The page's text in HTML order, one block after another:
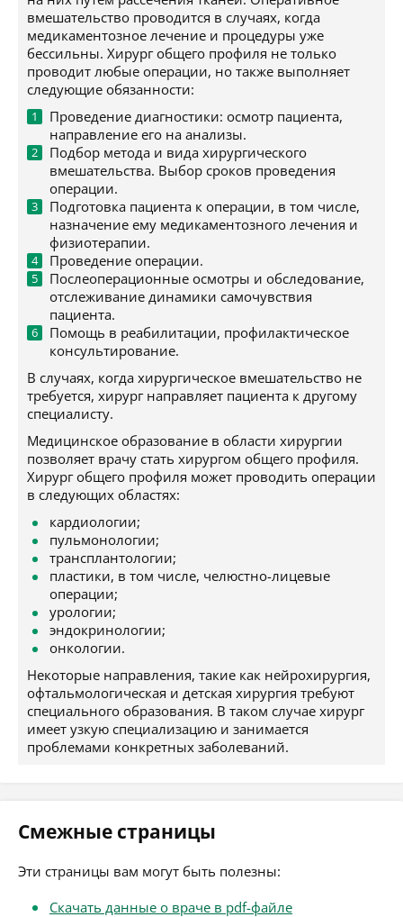
вмешательство проводится в случаях, когда
медикаментозное лечение и процедуры уже
бессильны. Хирург общего профиля не только
проводит любые операции, но также выполняет
следующие обязанности:
Проведение диагностики: осмотр пациента,
направление его на анализы.
Подбор метода и вида хирургического
вмешательства. Выбор сроков проведения
операции.
Подготовка пациента к операции, в том числе,
назначение ему медикаментозного лечения и
физиотерапии.
Проведение операции.
Послеоперационные осмотры и обследование,
отслеживание динамики самочувствия
пациента.
Помощь в реабилитации, профилактическое
консультирование.
В случаях, когда хирургическое вмешательство не
требуется, хирург направляет пациента к другому
специалисту.
Медицинское образование в области хирургии
позволяет врачу стать хирургом общего профиля.
Хирург общего профиля может проводить операции
в следующих областях:
кардиологии;
пульмонологии;
трансплантологии;
пластики, в том числе, челюстно-лицевые
операции;
урологии;
эндокринологии;
онкологии.
Некоторые направления, такие как нейрохирургия,
офтальмологическая и детская хирургия требуют
специального образования. В таком случае хирург
имеет узкую специализацию и занимается
проблемами конкретных заболеваний.
Смежные страницы
Эти страницы вам могут быть полезны:
Скачать данные о враче в pdf-файле